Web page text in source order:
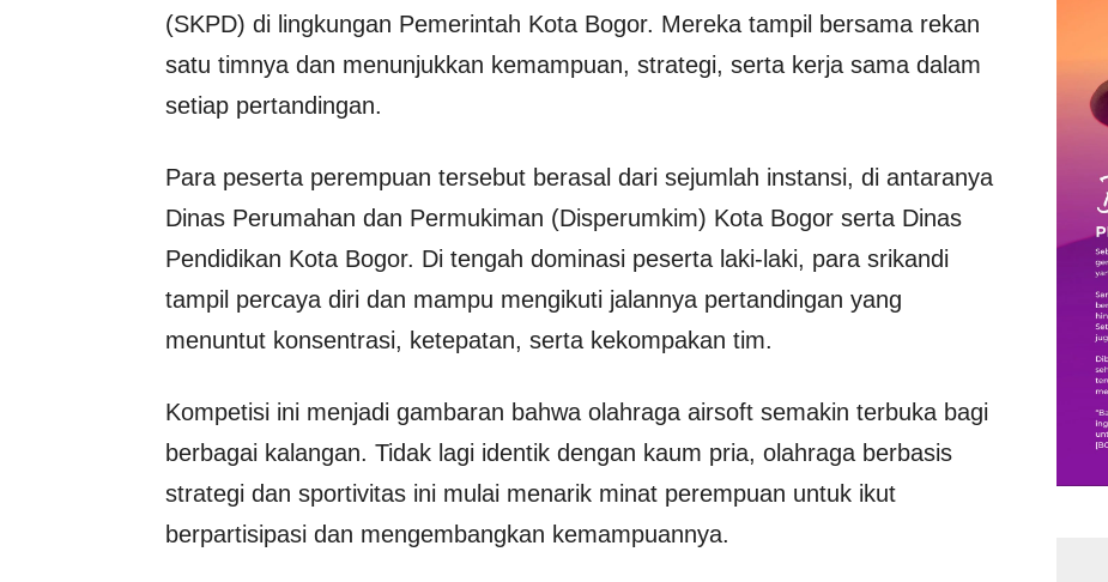
(SKPD) di lingkungan Pemerintah Kota Bogor. Mereka tampil bersama rekan
satu timnya dan menunjukkan kemampuan, strategi, serta kerja sama dalam
setiap pertandingan.
Para peserta perempuan tersebut berasal dari sejumlah instansi, di antaranya
Dinas Perumahan dan Permukiman (Disperumkim) Kota Bogor serta Dinas
Pendidikan Kota Bogor. Di tengah dominasi peserta laki-laki, para srikandi
tampil percaya diri dan mampu mengikuti jalannya pertandingan yang
menuntut konsentrasi, ketepatan, serta kekompakan tim.
Kompetisi ini menjadi gambaran bahwa olahraga airsoft semakin terbuka bagi
berbagai kalangan. Tidak lagi identik dengan kaum pria, olahraga berbasis
strategi dan sportivitas ini mulai menarik minat perempuan untuk ikut
berpartisipasi dan mengembangkan kemampuannya.